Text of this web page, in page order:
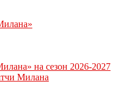
на сезон 2026-2027
Милана